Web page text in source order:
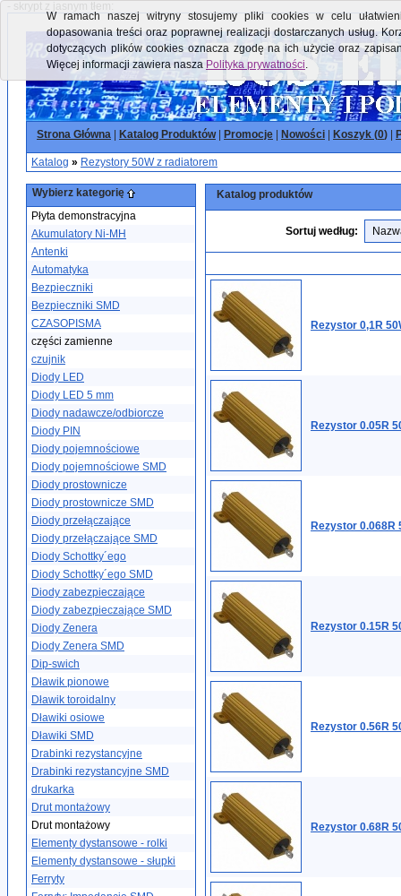
- skrypt z jasnym tłem:
Strona Główna Katalog Produktów| Promocje Nowości Koszyk (0)
Katalog » Rezystory 50W z radiatorem
Wybierz kategorię
Płyta demonstracyjna
Akumulatory Ni-MH
Antenki
Automatyka
Bezpieczniki
Bezpieczniki SMD
CZASOPISMA
części zamienne
czujnik
Diody LED
Diody LED 5 mm
Diody nadawcze/odbiorcze
Diody PIN
Diody pojemnościowe
Diody pojemnościowe SMD
Diody prostownicze
Diody prostownicze SMD
Diody przełączające
Diody przełączające SMD
Diody Schottky´ego
Diody Schottky´ego SMD
Diody zabezpieczające
Diody zabezpieczające SMD
Diody Zenera
Diody Zenera SMD
Dip-swich
Dławik pionowe
Dławik toroidalny
Dławiki osiowe
Dławiki SMD
Drabinki rezystancyjne
Drabinki rezystancyjne SMD
drukarka
Drut montażowy
Drut montażowy
Elementy dystansowe - rolki
Elementy dystansowe - słupki
Ferryty
Katalog produktów
Sortuj według:
Rezystor 0,1R
Rezystor 0.05R
Rezystor 0.068R
Rezystor 0.15R
Rezystor 0.56R
Rezystor 0.68R
W ramach naszej witryny stosujemy pliki cookies w celu
dopasowania treści oraz poprawnej realizacji dostarczanych usług.
dotyczących plików cookies oznacza zgodę na ich użycie oraz
Więcej informacji zawiera nasza Polityka prywatności.